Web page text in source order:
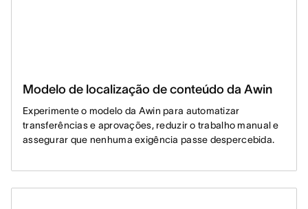
Modelo de localização de conteúdo da Awin
Experimente o modelo da Awin para automatizar
transferências e aprovações, reduzir o trabalho manual e
assegurar que nenhuma exigência passe despercebida.